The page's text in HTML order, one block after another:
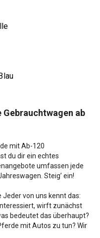
Gebrauchtwagen ab
mit Ab-120
du dir ein echtes
umfassen jede
Steig’ ein!
von uns kennt das:
wirft zunächst
bedeutet das überhaupt?
mit Autos zu tun? Wir